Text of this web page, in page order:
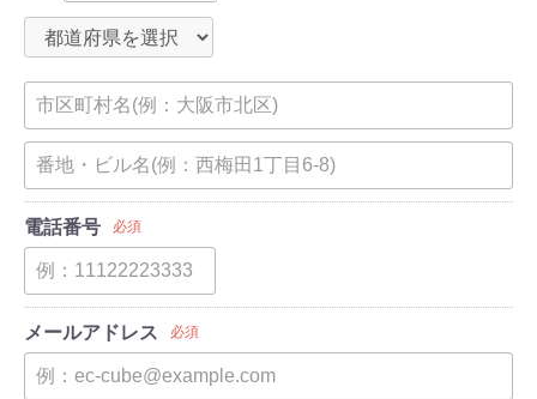
電話番号 必須
メールアドレス 必須